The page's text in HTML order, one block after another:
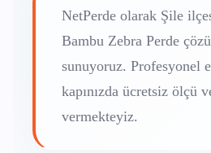
NetPerde olarak Şile
Bambu Zebra Perde
sunuyoruz. Profesyonel
kapınızda ücretsiz ölçü
vermekteyiz.